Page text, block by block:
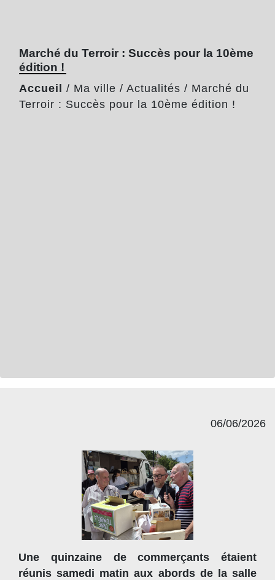
Marché du Terroir : Succès pour la 10ème
édition !
Accueil / Ma ville / Actualités / Marché du
Terroir : Succès pour la 10ème édition !
06/06/2026
Une quinzaine de commerçants étaient
réunis samedi matin aux abords de la salle